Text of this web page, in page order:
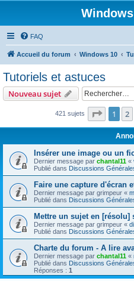
FAQ
Accueil du forum Windows 10
Tutoriels et astuces
Nouveau sujet
421 sujets Page 1
1 2
Insérer une image ou un
Dernier message par chantal11 «
Publié dans Discussions
Faire une capture d'écran
Dernier message par grimpeur «
Publié dans Discussions
Mettre un sujet en
Dernier message par grimpeur «
Publié dans Discussions
Charte du forum - A lire
Dernier message par chantal11 «
Publié dans Discussions
Réponses : 1